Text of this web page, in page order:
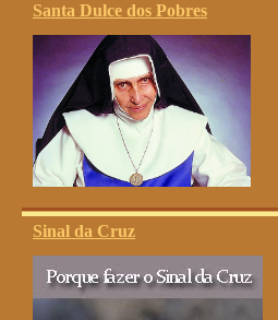
Santa Dulce dos Pobres
Sinal da Cruz